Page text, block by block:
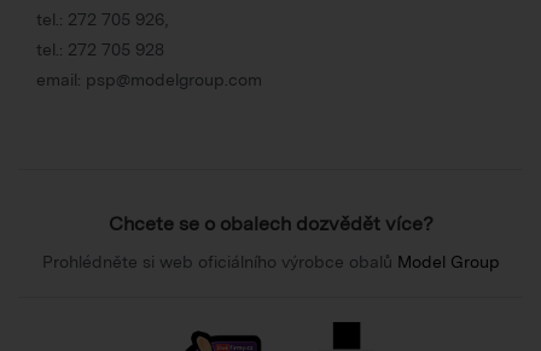
tel.: 272 705 926
tel.: 272 705 928
email: psp@modelgroup.com
Chcete se o obalech dozvědět více?
Prohlédněte si web oficiálního výrobce obalů Model Group